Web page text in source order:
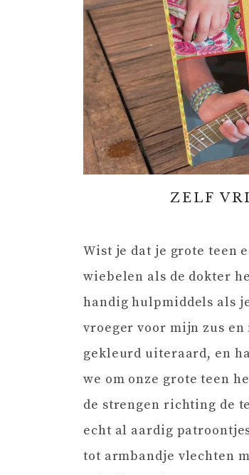
ZELF
Wist je dat je grote teen
wiebelen als de dokter
handig hulpmiddels als
vroeger voor mijn zus
gekleurd uiteraard, en
we om onze grote teen
de strengen richting de
echt al aardig
tot armbandje vlechten